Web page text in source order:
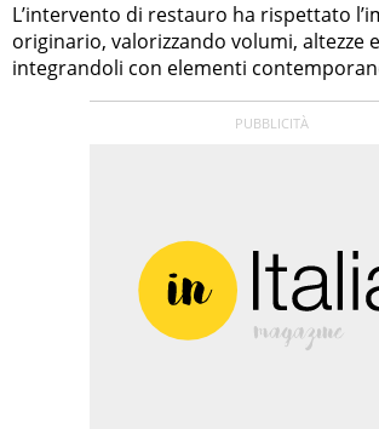
L’intervento di restauro ha rispettato
originario, valorizzando volumi, altezze
integrandoli con elementi